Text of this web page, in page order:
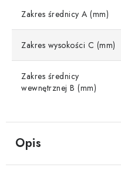
Opis
Zakres średnicy A (mm)
Zakres wysokości C (mm)
Zakres średnicy
wewnętrznej B (mm)